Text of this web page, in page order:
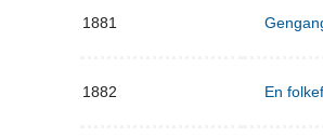
1881
1882 En